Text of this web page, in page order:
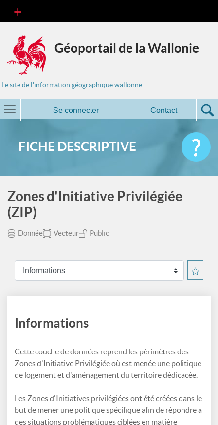
Géoportail de la Wallonie
Le site de l'information géographique wallonne
Se connecter Contact
FICHE DESCRIPTIVE
Zones d'Initiative Privilégiée
(ZIP)
Donnée Vecteur Public
Informations
Cette couche de données reprend les périmètres des
Zones d'Initiative Privilégiée où est menée une politique
de logement et d'aménagement du territoire dédicacée.
Les Zones d'Initiatives privilégiées ont été créées dans le
but de mener une politique spécifique afin de répondre à
des situations problématiques ciblées en matière